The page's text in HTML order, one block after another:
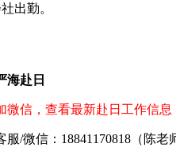
出勤。
海赴日
微信，查看最新赴日工作信息
服/微信：18841170818（陈老